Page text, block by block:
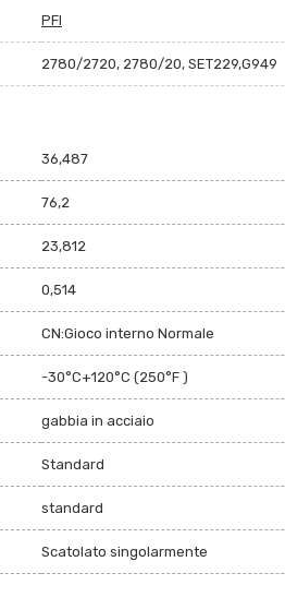
PFI
2780/2720, 2780/20, SET229,G949
36,487
76,2
23,812
0,514
CN:Gioco interno Normale
-30°C+120°C (250°F )
gabbia in acciaio
Standard
standard
Scatolato singolarmente